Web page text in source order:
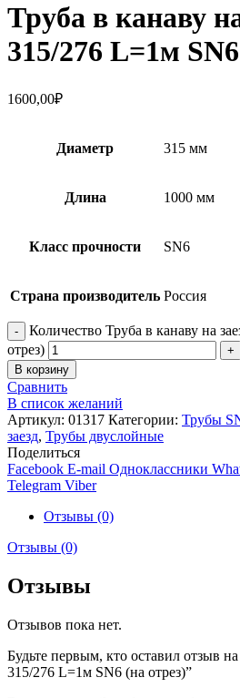
Труба в канаву
315/276 L=1м
1600,00₽
Диаметр 315 мм
Длина 1000 мм
Класс прочности SN6
Страна производитель Россия
Количество Труба в канаву на
отрез)
В корзину
Сравнить
В список желаний
Артикул: 01317 Категории: Трубы
заезд, Трубы двуслойные
Поделиться
Facebook E-mail Одноклассники
Telegram Viber
Отзывы (0)
Отзывы (0)
Отзывы
Отзывов пока нет.
Будьте первым, кто оставил отзыв
315/276 L=1м SN6 (на отрез)”